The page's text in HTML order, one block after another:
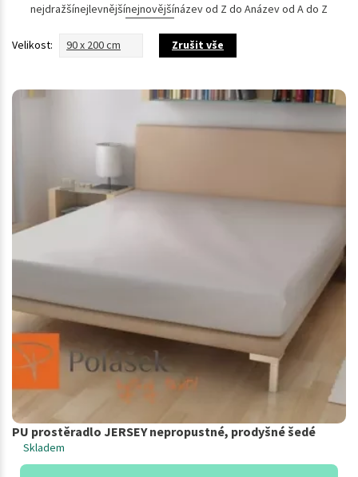
nejdražšínejlevnějšínejnovějšínázev od Z do Anázev od A do Z
Velikost: 90 x 200 cm Zrušit vše
PU prostěradlo JERSEY nepropustné, prodyšné šedé
Skladem